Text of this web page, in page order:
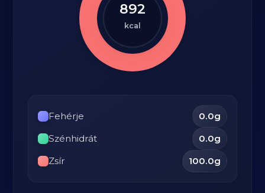
892
kcal
Fehérje 0.0g
Szénhidrát
0.0g
Zsír
100.0g